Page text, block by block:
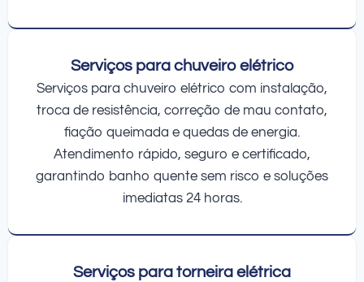
Serviços para chuveiro elétrico
Serviços para chuveiro elétrico com instalação,
troca de resistência, correção de mau contato,
fiação queimada e quedas de energia.
Atendimento rápido, seguro e certificado,
garantindo banho quente sem risco e soluções
imediatas 24 horas.
Serviços para torneira elétrica